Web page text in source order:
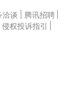
洽谈 腾讯招聘
侵权投诉指引